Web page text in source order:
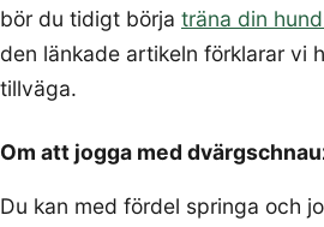
bör du tidigt börja träna din
den länkade artikeln förklarar vi
tillväga.
Om att jogga med
Du kan med fördel springa och